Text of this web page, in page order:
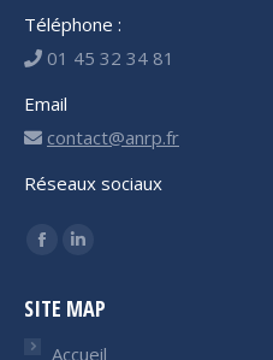
Téléphone :
01 45 32 34 81
Email
contact@anrp.fr
Réseaux sociaux
Trouvez nous sur :
Facebook
opens
LinkedIn
opens
in
SITE MAP
Accueil